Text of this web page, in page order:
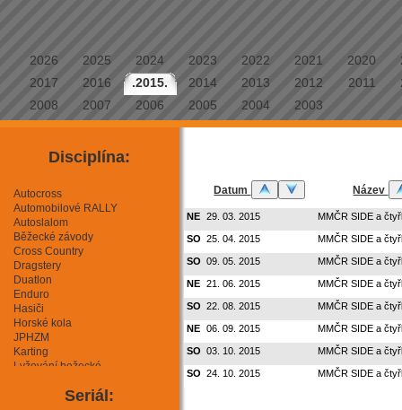
2026 2025 2024 2023 2022 2021 2020
2017
2016 .2015. 2014 2013 2012 2011
2008
2007 2006 2005 2004 2003
Disciplína:
Autocross
Automobilové RALLY
Autoslalom
Běžecké závody
Cross Country
Dragstery
Duatlon
Enduro
Hasiči
Horské kola
JPHZM
Karting
Lyžování bežecké
Seriál:
Datum Název
NE 29. 03. 2015 MMČR SIDE a
SO 25. 04. 2015 MMČR SIDE a
SO 09. 05. 2015 MMČR SIDE a
NE 21. 06. 2015 MMČR SIDE a
SO 22. 08. 2015 MMČR SIDE a
NE 06. 09. 2015 MMČR SIDE a
SO 03. 10. 2015 MMČR SIDE a
SO 24. 10. 2015 MMČR SIDE a